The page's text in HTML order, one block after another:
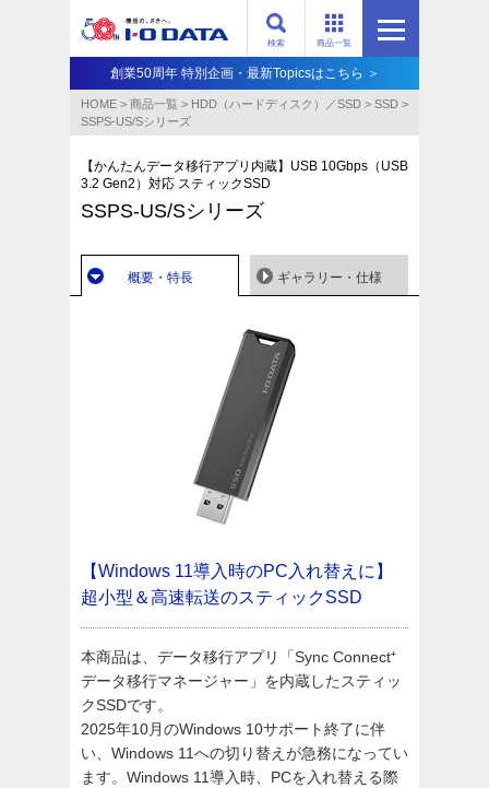
商品一覧
検索
創業50周年 特別企画・最新Topicsはこちら ＞
HOME > 商品一覧 > HDD（ハードディスク）／SSD > SSD >
SSPS-US/Sシリーズ
【かんたんデータ移行アプリ内蔵】USB 10Gbps（USB
3.2 Gen2）対応 スティックSSD
SSPS-US/Sシリーズ
概要・特長 ギャラリー・仕様
【Windows 11導入時のPC入れ替えに】
超小型＆高速転送のスティックSSD
本商品は、データ移行アプリ「Sync Connect⁺
データ移行マネージャー」を内蔵したスティッ
クSSDです。
2025年10月のWindows 10サポート終了に伴
い、Windows 11への切り替えが急務になってい
ます。Windows 11導入時、PCを入れ替える際